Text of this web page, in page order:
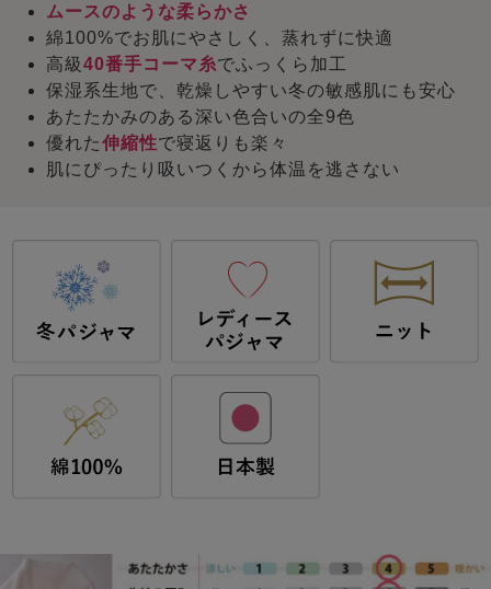
ムースのような柔らかさ
綿100%でお肌にやさしく、蒸れずに快適
高級40番手コーマ糸でふっくら加工
保湿系生地で、乾燥しやすい冬の敏感肌にも安心
あたたかみのある深い色合いの全9色
優れた伸縮性で寝返りも楽々
肌にぴったり吸いつくから体温を逃さない